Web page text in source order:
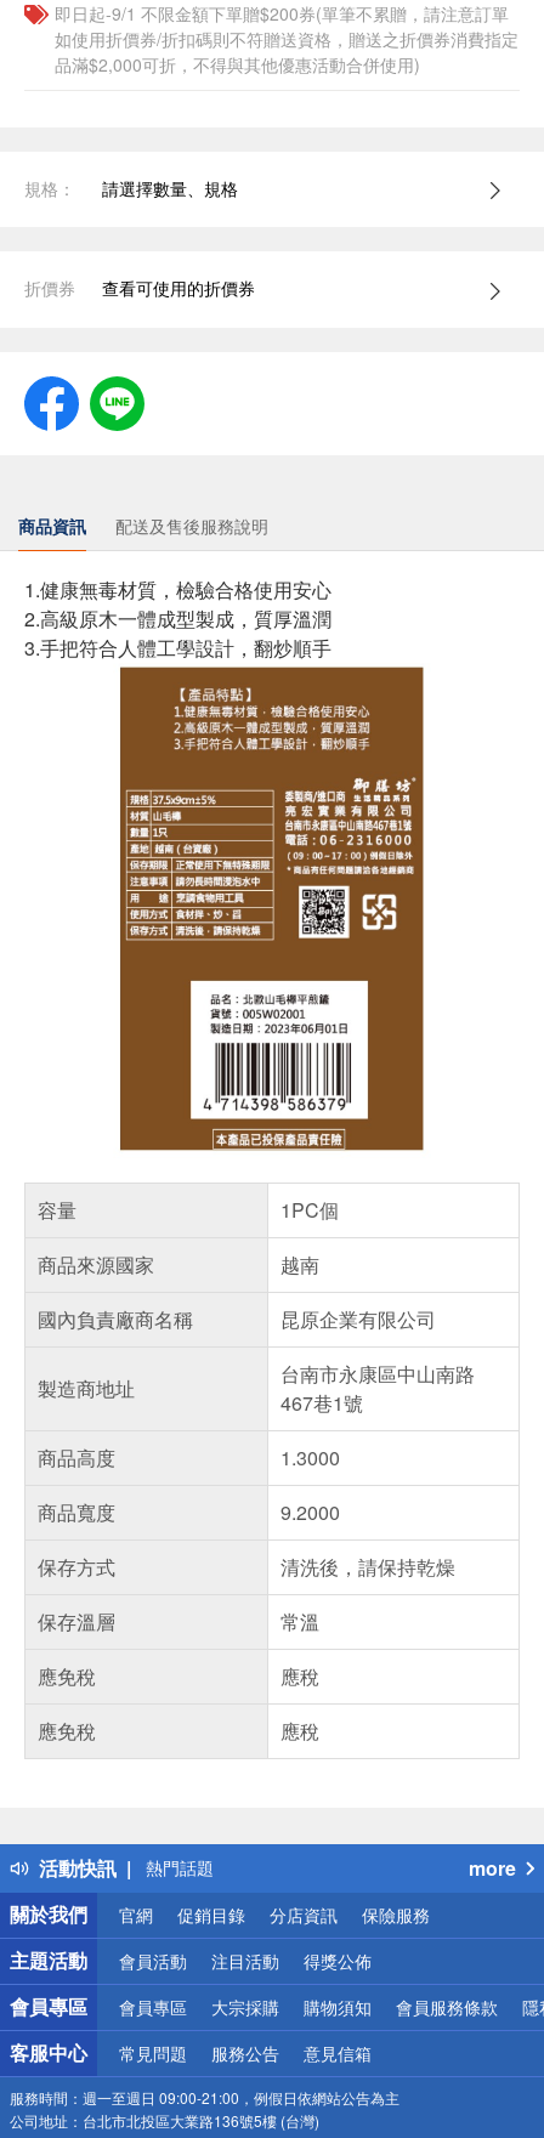
即日起-9/1 不限金額下單贈$200券(單筆不累贈，請注意訂單
如使用折價券/折扣碼則不符贈送資格，贈送之折價券消費指定
品滿$2,000可折，不得與其他優惠活動合併使用)
規格： 請選擇數量、規格
折價券 查看可使用的折價券
商品資訊 配送及售後服務說明
1.健康無毒材質，檢驗合格使用安心
2.高級原木一體成型製成，質厚溫潤
3.手把符合人體工學設計，翻炒順手
容量
1PC個
商品來源國家
越南
國內負責廠商名稱
昆原企業有限公司
製造商地址
台南市永康區中山南路
467巷1號
商品高度
1.3000
商品寬度
9.2000
保存方式
清洗後，請保持乾燥
保存溫層
常溫
應免稅
應稅
應免稅
應稅
活動快訊
得獎公告
熱門話題
銀行優惠
偏遠地區配送
詐騙網頁！請小心！
more
關於我們
官網 促銷目錄 分店資訊 保險服務
主題活動 會員活動 注目活動 得獎公佈
會員專區 會員專區 大宗採購 購物須知 會員服務條款 隱
客服中心 常見問題 服務公告 意見信箱
服務時間： 週一至週日 09:00-21:00，例假日依網站公告為主
公司地址： 台北市北投區大業路136號5樓 (台灣)